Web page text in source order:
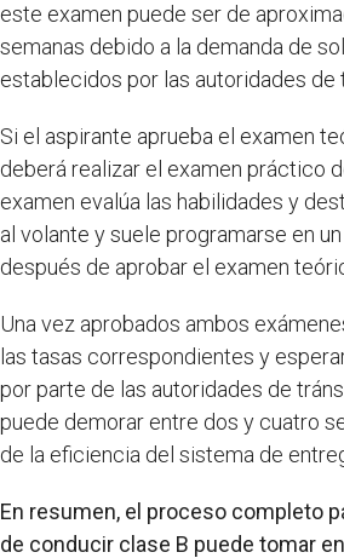
este examen puede ser de
semanas debido a la demanda de
establecidos por las autoridades de
Si el aspirante aprueba el examen
deberá realizar el examen práctico
examen evalúa las habilidades y
al volante y suele programarse en
después de aprobar el examen
Una vez aprobados ambos
las tasas correspondientes y
por parte de las autoridades de
puede demorar entre dos y cuatro
de la eficiencia del sistema de
En resumen, el proceso completo
de conducir clase B puede tomar